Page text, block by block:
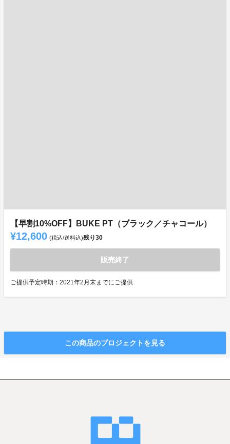
【早割10%OFF】BUKE PT（ブラック／チャコール）
¥12,600 (税込/送料込)残り30
販売終了
ご提供予定時期：2021年2月末までにご提供
この商品のプロジェクトを見る